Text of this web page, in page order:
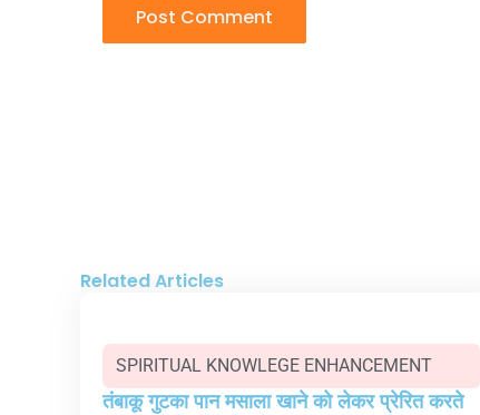
Related Articles
SPIRITUAL KNOWLEGE ENHANCEMENT
तंबाकू गुटका पान मसाला खाने को लेकर प्रेरित करते